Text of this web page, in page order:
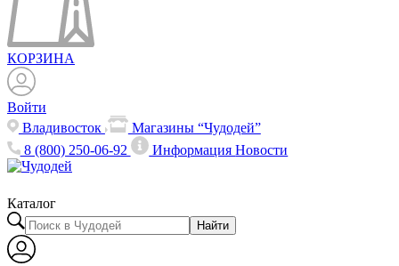
КОРЗИНА
Войти
Владивосток
Магазины “Чудодей”
8 (800) 250-06-92
ИнформацияНовости
Каталог
Найти